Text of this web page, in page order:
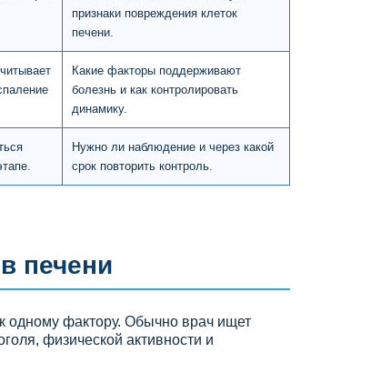
признаки повреждения клеток
печени.
Какие факторы поддерживают
болезнь и как контролировать
динамику.
Нужно ли наблюдение и через какой
срок повторить контроль.
печени
одному фактору. Обычно врач ищет
физической активности и